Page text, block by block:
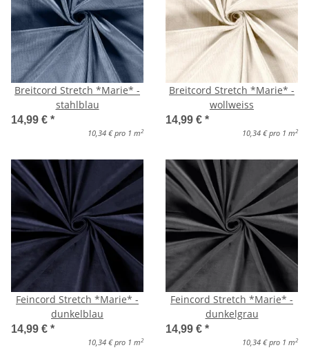
Breitcord Stretch *Marie* -
stahlblau
14,99 € *
10,34 € pro 1 m 2
Breitcord Stretch *Marie* -
wollweiss
14,99 € *
10,34 € pro 1 m 2
Feincord Stretch *Marie* -
dunkelblau
14,99 € *
10,34 € pro 1 m 2
Feincord Stretch *Marie* -
dunkelgrau
14,99 € *
10,34 € pro 1 m 2